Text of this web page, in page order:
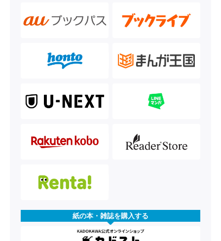
紙の本・雑誌を購入する